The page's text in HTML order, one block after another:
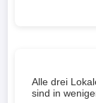
Alle drei
sind in